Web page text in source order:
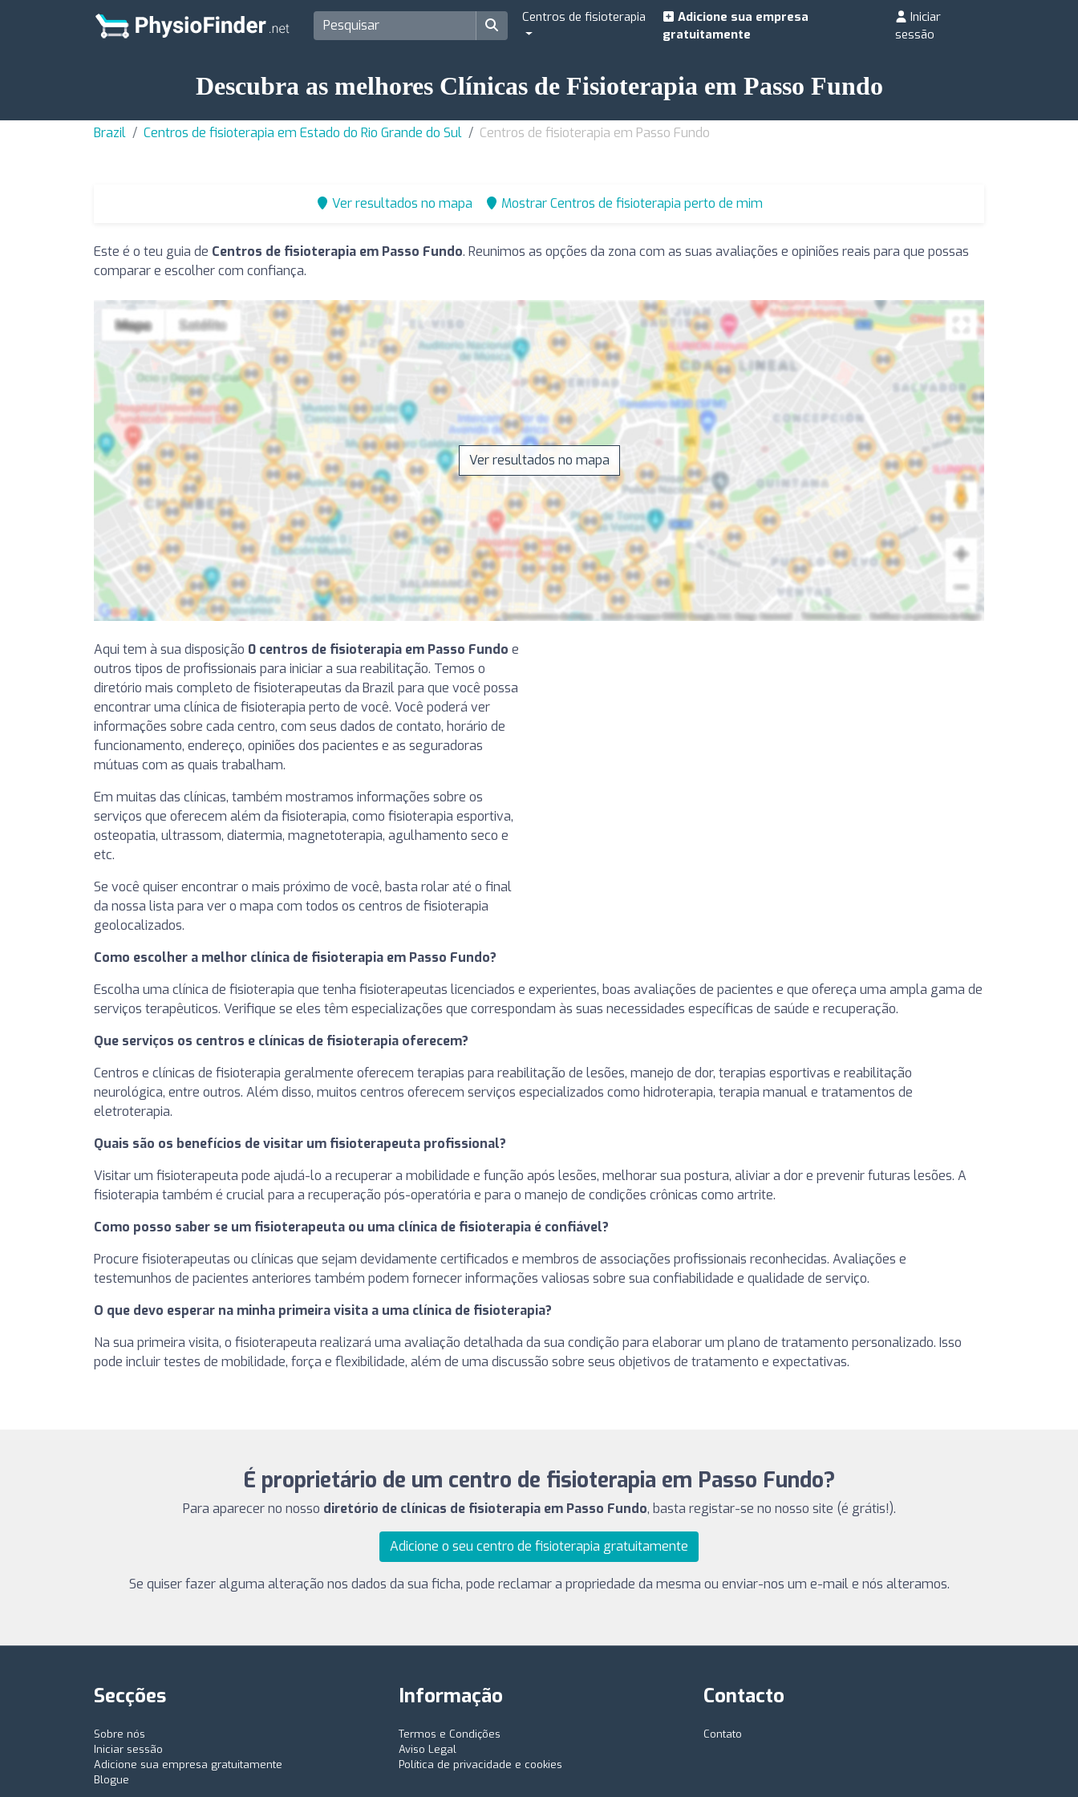
Centros de fisioterapia
Adicione sua empresa
gratuitamente
Iniciar
sessão
Descubra as melhores Clínicas de Fisioterapia em Passo Fundo
Brazil Centros de fisioterapia em Estado do Rio Grande do Sul Centros de fisioterapia em Passo Fundo
Ver resultados no mapa Mostrar Centros de fisioterapia perto de mim
Este é o teu guia de Centros de fisioterapia em Passo Fundo. Reunimos as opções da zona com as suas avaliações e opiniões reais para que possas
comparar e escolher com confiança.
Ver resultados no mapa
Aqui tem à sua disposição 0 centros de fisioterapia em Passo Fundo e
outros tipos de profissionais para iniciar a sua reabilitação. Temos o
diretório mais completo de fisioterapeutas da Brazil para que você possa
encontrar uma clínica de fisioterapia perto de você. Você poderá ver
informações sobre cada centro, com seus dados de contato, horário de
funcionamento, endereço, opiniões dos pacientes e as seguradoras
mútuas com as quais trabalham.
Em muitas das clínicas, também mostramos informações sobre os
serviços que oferecem além da fisioterapia, como fisioterapia esportiva,
osteopatia, ultrassom, diatermia, magnetoterapia, agulhamento seco e
etc.
Se você quiser encontrar o mais próximo de você, basta rolar até o final
da nossa lista para ver o mapa com todos os centros de fisioterapia
geolocalizados.
Como escolher a melhor clínica de fisioterapia em Passo Fundo?
Escolha uma clínica de fisioterapia que tenha fisioterapeutas licenciados e experientes, boas avaliações de pacientes e que ofereça uma ampla gama de
serviços terapêuticos. Verifique se eles têm especializações que correspondam às suas necessidades específicas de saúde e recuperação.
Que serviços os centros e clínicas de fisioterapia oferecem?
Centros e clínicas de fisioterapia geralmente oferecem terapias para reabilitação de lesões, manejo de dor, terapias esportivas e reabilitação
neurológica, entre outros. Além disso, muitos centros oferecem serviços especializados como hidroterapia, terapia manual e tratamentos de
eletroterapia.
Quais são os benefícios de visitar um fisioterapeuta profissional?
Visitar um fisioterapeuta pode ajudá-lo a recuperar a mobilidade e função após lesões, melhorar sua postura, aliviar a dor e prevenir futuras lesões. A
fisioterapia também é crucial para a recuperação pós-operatória e para o manejo de condições crônicas como artrite.
Como posso saber se um fisioterapeuta ou uma clínica de fisioterapia é confiável?
Procure fisioterapeutas ou clínicas que sejam devidamente certificados e membros de associações profissionais reconhecidas. Avaliações e
testemunhos de pacientes anteriores também podem fornecer informações valiosas sobre sua confiabilidade e qualidade de serviço.
O que devo esperar na minha primeira visita a uma clínica de fisioterapia?
Na sua primeira visita, o fisioterapeuta realizará uma avaliação detalhada da sua condição para elaborar um plano de tratamento personalizado. Isso
pode incluir testes de mobilidade, força e flexibilidade, além de uma discussão sobre seus objetivos de tratamento e expectativas.
É proprietário de um centro de fisioterapia em Passo Fundo?
Para aparecer no nosso diretório de clínicas de fisioterapia em Passo Fundo, basta registar-se no nosso site (é grátis!).
Adicione o seu centro de fisioterapia gratuitamente
Se quiser fazer alguma alteração nos dados da sua ficha, pode reclamar a propriedade da mesma ou enviar-nos um e-mail e nós alteramos.
Secções
Sobre nós
Iniciar sessão
Adicione sua empresa gratuitamente
Blogue
Informação
Termos e Condições
Aviso Legal
Política de privacidade e cookies
Contacto
Contato